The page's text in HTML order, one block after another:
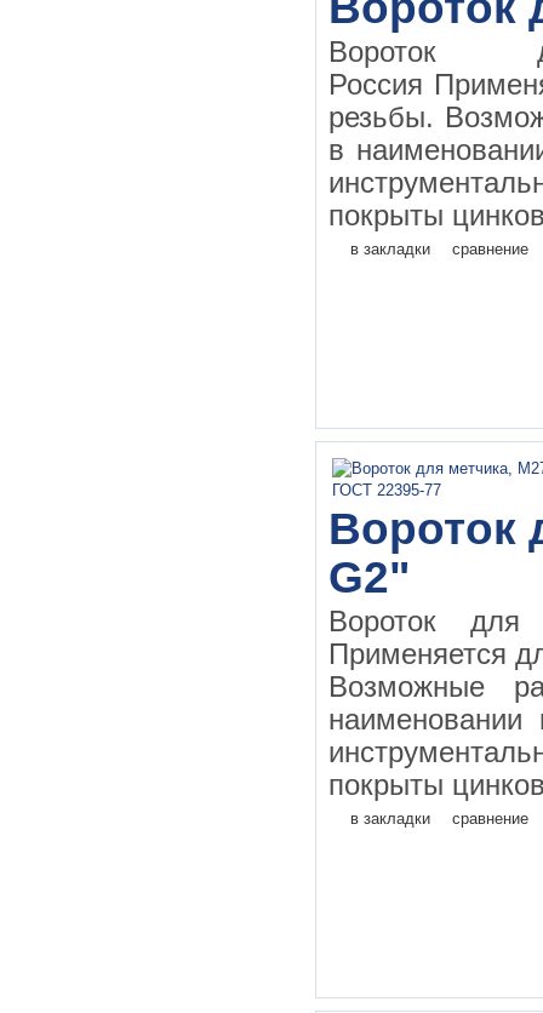
Вороток
Россия
резьбы.
в
покрыты
в закладки сравнение
Вороток
G2"
Вороток
Применяется
Возможные
наименовании
покрыты
в закладки сравнение